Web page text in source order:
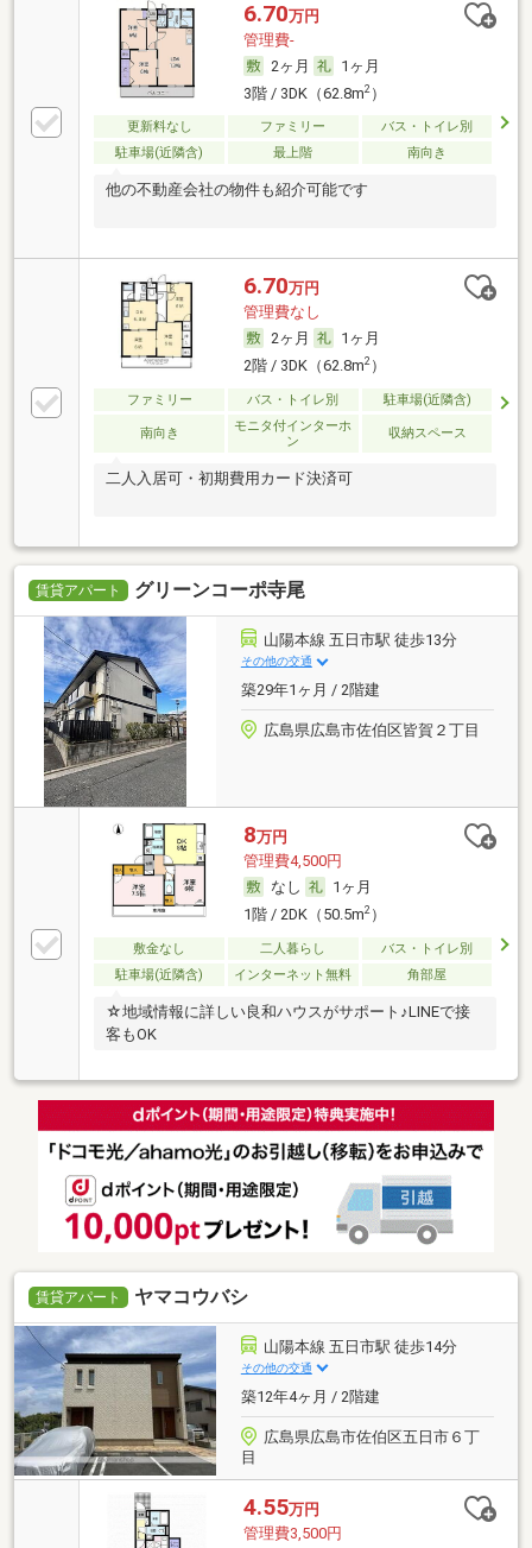
6.70万円
管理費-
2ヶ月
1ヶ月
3階 / 3DK（62.8m2）
更新料なし ファミリー
バス・トイレ別
駐車場(近隣含)
最上階 南向き
他の不動産会社の物件も紹介可能です
6.70万円
管理費なし
2ヶ月
1ヶ月
2階 / 3DK（62.8m2）
ファミリー バス・トイレ別 駐車場(近隣含)
南向き
モニタ付インターホ
ン
収納スペース
二人入居可・初期費用カード決済可
賃貸アパート グリーンコーポ寺尾
山陽本線 五日市駅 徒歩13分
その他の交通
築29年1ヶ月 / 2階建
広島県広島市佐伯区皆賀２丁目
8万円
管理費4,500円
なし
1ヶ月
1階 / 2DK（50.5m2）
敷金なし 二人暮らし
バス・トイレ別
駐車場(近隣含)
インターネット無料 角部屋
☆地域情報に詳しい良和ハウスがサポート♪LINEで接
客もOK
賃貸アパート ヤマコウバシ
山陽本線 五日市駅 徒歩14分
その他の交通
築12年4ヶ月 / 2階建
広島県広島市佐伯区五日市６丁
目
4.55万円
管理費3,500円